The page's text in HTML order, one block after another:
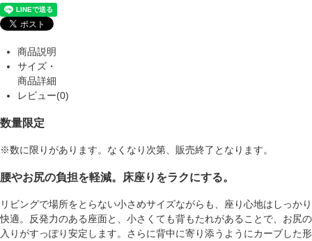
商品説明
サイズ・
商品詳細
レビュー(0)
数量限定
※数に限りがあります。なくなり次第、販売終了となります。
腰やお尻の負担を軽減。床座りをラクにする。
リビングで場所をとらない小さめサイズながらも、座り心地はしっかり
快適。反発力のある座面と、小さくても背もたれがあることで、お尻の
入りがすっぽり安定します。さらに背中に寄り添うようにカーブした形